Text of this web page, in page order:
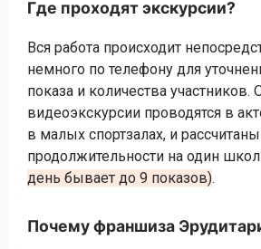
Где проходят экскурсии?
Вся работа происходит
немного по телефону для
показа и количества участников.
видеоэкскурсии проводятся в
в малых спортзалах, и
продолжительности на один
день бывает до 9 показов).
Почему франшиза